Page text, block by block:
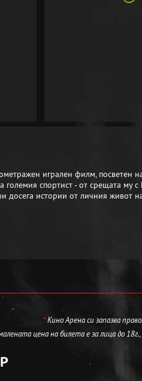
игрален филм, посветен
големия спортист - от срещата
досега истории от личния живот
*Кино Арена си запазва
цена на билета е за лица до